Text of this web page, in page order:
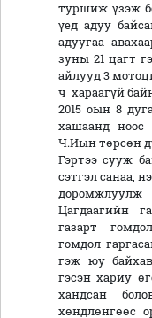
туршиж үзэж
үед адуу
адуугаа
зуны 21 цагт
айлууд 3
ч хараагүй
2015 оын 8
хашаанд
Ч.Иын төрсөн
Гэртээ сууж
сэтгэл санаа,
Цагдаагийн
газарт
гомдол
гэж юу байхав
гэсэн хариу
хандсан
хөндлөнгөөс